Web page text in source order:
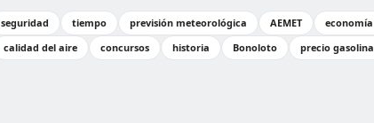
seguridad tiempo previsión meteorológica AEMET economía
calidad del aire concursos historia Bonoloto precio gasolina